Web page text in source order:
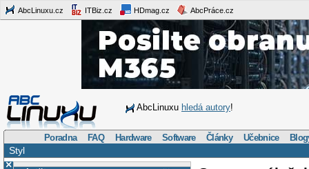
AbcLinuxu.cz ITBiz.cz HDmag.cz AbcPráce.cz
AbcLinuxu hledá autory!
Poradna FAQ Hardware Software Články Učebnice
Styl
×